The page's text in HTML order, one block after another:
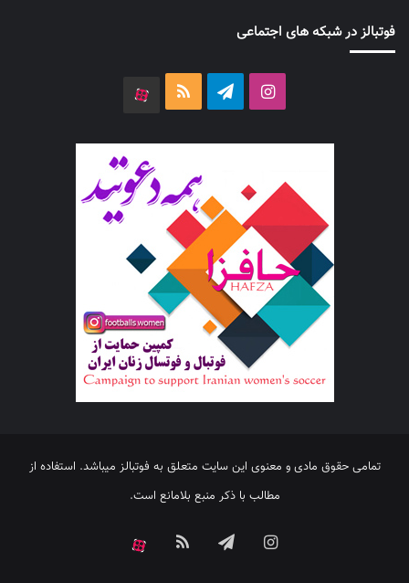
فوتبالز در شبکه های اجتماعی
اینستاگرامتلگرام خوراک
تمامی حقوق مادی و معنوی این سایت متعلق به فوتبالز میباشد. استفاده از
مطالب با ذکر منبع بلامانع است.
اینستاگرامتلگرام خوراک